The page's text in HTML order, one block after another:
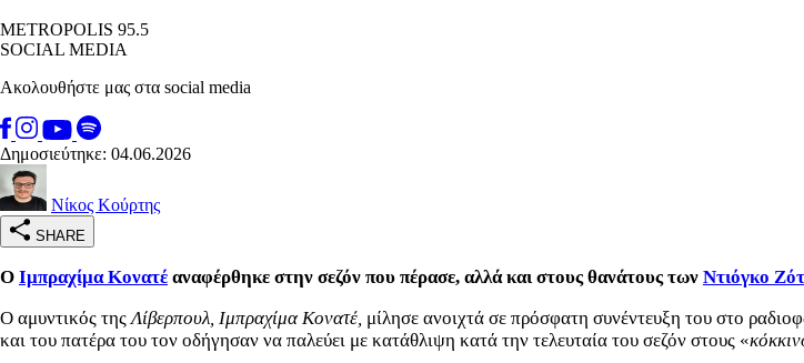
METROPOLIS 95.5
SOCIAL MEDIA
Ακολουθήστε μας στα social media
Δημοσιεύτηκε: 04.06.2026
Νίκος Κούρτης
SHARE
Ο Ιμπραχίμα Κονατέ αναφέρθηκε στην σεζόν που πέρασε, αλλά και στους θανάτους των Ντιόγκο
Ο αμυντικός τηςΛίβερπουλ, Ιμπραχίμα Κονατέ, μίλησε ανοιχτά σε πρόσφατη συνέντευξη του στο
και του πατέρα του τον οδήγησαν να παλεύει με κατάθλιψη κατά την τελευταία του σεζόν στους «